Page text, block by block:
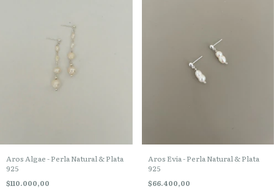
Aros Algae - Perla Natural & Plata
925
$110.000,00
Aros Evia - Perla Natural & Plata
925
$66.400,00